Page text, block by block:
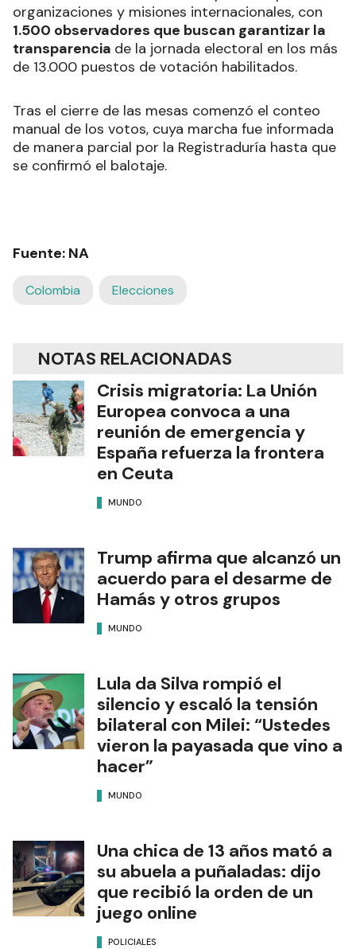
organizaciones y misiones internacionales, con
1.500 observadores que buscan garantizar la
transparencia de la jornada electoral en los más
de 13.000 puestos de votación habilitados.
Tras el cierre de las mesas comenzó el conteo
manual de los votos, cuya marcha fue informada
de manera parcial por la Registraduría hasta que
se confirmó el balotaje.
Fuente: NA
Colombia Elecciones
NOTAS RELACIONADAS
Crisis migratoria: La Unión
Europea convoca a una
reunión de emergencia y
España refuerza la frontera
en Ceuta
MUNDO
Trump afirma que alcanzó un
acuerdo para el desarme de
Hamás y otros grupos
MUNDO
Lula da Silva rompió el
silencio y escaló la tensión
bilateral con Milei: “Ustedes
vieron la payasada que vino a
hacer”
MUNDO
Una chica de 13 años mató a
su abuela a puñaladas: dijo
que recibió la orden de un
juego online
POLICIALES